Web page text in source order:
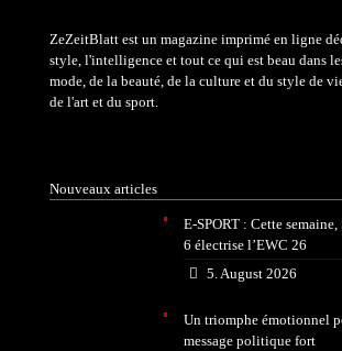
ZeZeitBlatt est un magazine imprimé en ligne
style, l'intelligence et tout ce qui est beau dans
mode, de la beauté, de la culture et du style de
de l'art et du sport.
Nouveaux articles
E-SPORT : Cette
6 électrise l’EWC 26
5. August 2026
Un triomphe émotionnel
message politique fort